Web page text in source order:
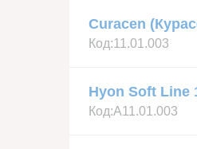
Curacen
Код:11.01.003
Hyon Soft Line
Код:А11.01.003